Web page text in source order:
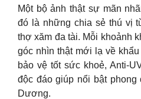
Một bộ ảnh thật sự mãn
đó là những chia sẻ thú vị
thợ xăm đa tài. Mỗi khoảnh
góc nhìn thật mới lạ về
bảo vệ tốt sức khoẻ, Anti-
độc đáo giúp nổi bật phong
Dương.